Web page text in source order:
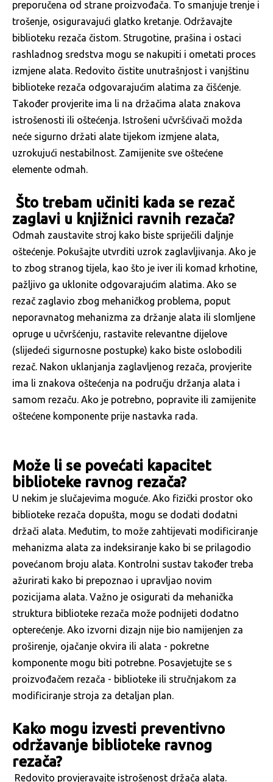
preporučena od strane proizvođača. To smanjuje trenje i
trošenje, osiguravajući glatko kretanje. Održavajte
biblioteku rezača čistom. Strugotine, prašina i ostaci
rashladnog sredstva mogu se nakupiti i ometati proces
izmjene alata. Redovito čistite unutrašnjost i vanjštinu
biblioteke rezača odgovarajućim alatima za čišćenje.
Također provjerite ima li na držačima alata znakova
istrošenosti ili oštećenja. Istrošeni učvršćivači možda
neće sigurno držati alate tijekom izmjene alata,
uzrokujući nestabilnost. Zamijenite sve oštećene
elemente odmah.
Što trebam učiniti kada se rezač
zaglavi u knjižnici ravnih rezača?
Odmah zaustavite stroj kako biste spriječili daljnje
oštećenje. Pokušajte utvrditi uzrok zaglavljivanja. Ako je
to zbog stranog tijela, kao što je iver ili komad krhotine,
pažljivo ga uklonite odgovarajućim alatima. Ako se
rezač zaglavio zbog mehaničkog problema, poput
neporavnatog mehanizma za držanje alata ili slomljene
opruge u učvršćenju, rastavite relevantne dijelove
(slijedeći sigurnosne postupke) kako biste oslobodili
rezač. Nakon uklanjanja zaglavljenog rezača, provjerite
ima li znakova oštećenja na području držanja alata i
samom rezaču. Ako je potrebno, popravite ili zamijenite
oštećene komponente prije nastavka rada.
Može li se povećati kapacitet
biblioteke ravnog rezača?
U nekim je slučajevima moguće. Ako fizički prostor oko
biblioteke rezača dopušta, mogu se dodati dodatni
držači alata. Međutim, to može zahtijevati modificiranje
mehanizma alata za indeksiranje kako bi se prilagodio
povećanom broju alata. Kontrolni sustav također treba
ažurirati kako bi prepoznao i upravljao novim
pozicijama alata. Važno je osigurati da mehanička
struktura biblioteke rezača može podnijeti dodatno
opterećenje. Ako izvorni dizajn nije bio namijenjen za
proširenje, ojačanje okvira ili alata - pokretne
komponente mogu biti potrebne. Posavjetujte se s
proizvođačem rezača - biblioteke ili stručnjakom za
modificiranje stroja za detaljan plan.
Kako mogu izvesti preventivno
održavanje biblioteke ravnog
rezača?
Redovito provjeravajte istrošenost držača alata.